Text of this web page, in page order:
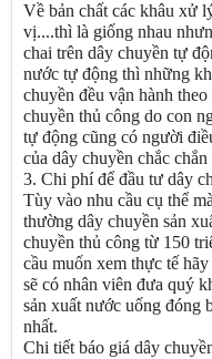
Về bản chất các khâu xử
vị....thì là giống nhau
chai trên dây chuyền tự
nước tự động thì những
chuyền đều vận hành
chuyền thủ công do con
tự động cũng có người
của dây chuyền chắc
3. Chi phí để đầu tư dây
Tùy vào nhu cầu cụ thể
thường dây chuyền sản
chuyền thủ công từ 150
cầu muốn xem thực tế
sẽ có nhân viên đưa quý
sản xuất nước uống đóng
nhất.
Chi tiết báo giá dây